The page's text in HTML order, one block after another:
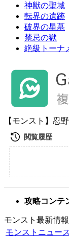
神獣の聖域
転界の遺跡
破界の星墓
禁忌の獄
絶級トーナ
【モンスト】忍
攻略コンテ
モンスト最新情報
モンストニュー